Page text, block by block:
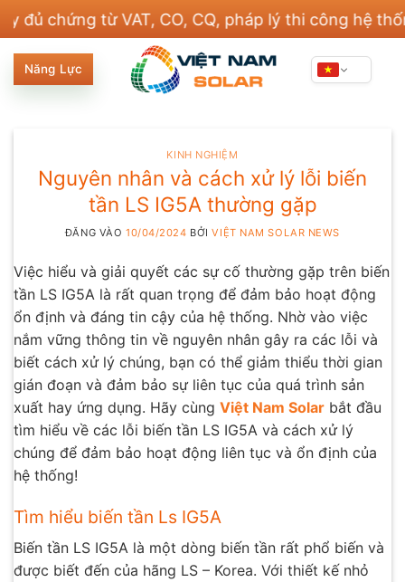
qua
nội
dung
từ VAT, CO, CQ, pháp lý thi công hệ thống điện
Năng Lực
KINH NGHIỆM
Nguyên nhân và cách xử lý lỗi biến
tần LS IG5A thường gặp
ĐĂNG VÀO 10/04/2024 BỞIVIỆT NAM SOLAR NEWS
Việc hiểu và giải quyết các sự cố thường gặp trên biến
tần LS IG5A là rất quan trọng để đảm bảo hoạt động
ổn định và đáng tin cậy của hệ thống. Nhờ vào việc
nắm vững thông tin về nguyên nhân gây ra các lỗi và
biết cách xử lý chúng, bạn có thể giảm thiểu thời gian
gián đoạn và đảm bảo sự liên tục của quá trình sản
xuất hay ứng dụng. Hãy cùng Việt Nam Solar bắt đầu
tìm hiểu về các lỗi biến tần LS IG5A và cách xử lý
chúng để đảm bảo hoạt động liên tục và ổn định của
hệ thống!
Tìm hiểu biến tần Ls IG5A
Biến tần LS IG5A là một dòng biến tần rất phổ biến và
được biết đến của hãng LS – Korea. Với thiết kế nhỏ